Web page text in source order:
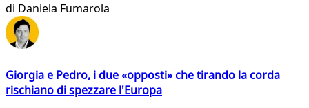
di Daniela Fumarola
Giorgia e Pedro, i due «opposti» che tirando la corda
rischiano di spezzare l'Europa